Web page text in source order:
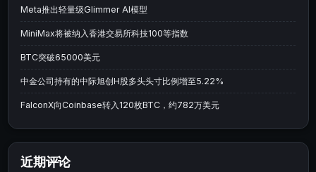
Meta推出轻量级Glimmer AI模型
MiniMax将被纳入香港交易所科技100等指数
BTC突破65000美元
中金公司持有的中际旭创H股多头头寸比例增至5.22%
FalconX向Coinbase转入120枚BTC，约782万美元
近期评论